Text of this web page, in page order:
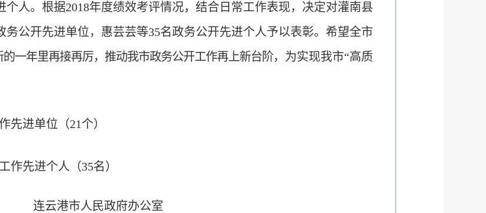
人。根据2018年度绩效考评情况，结合日常工作表现，决定对灌南县
公开先进单位，惠芸芸等35名政务公开先进个人予以表彰。希望全市
的一年里再接再厉，推动我市政务公开工作再上新台阶，为实现我市“高质
先进单位（21个）
进个人（35名）
连云港市人民政府办公室